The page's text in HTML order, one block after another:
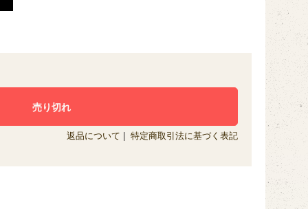
返品について 特定商取引法に基づく表記